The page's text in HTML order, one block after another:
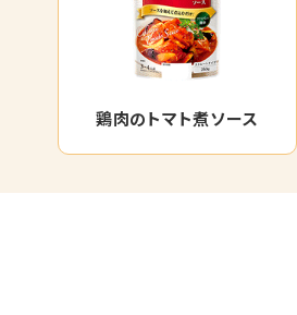
鶏肉のトマト煮ソース